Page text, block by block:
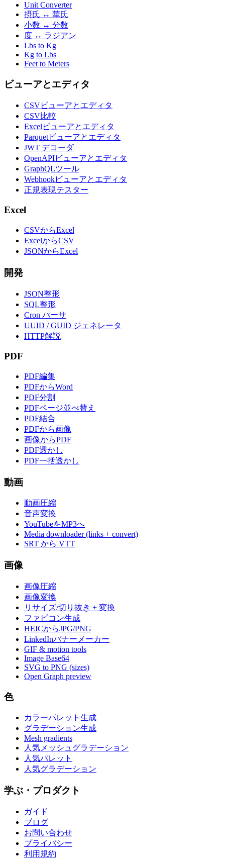
Unit Converter
摂氏 ↔ 華氏
小数 ↔ 分数
度 ↔ ラジアン
Lbs to Kg
Kg to Lbs
Feet to Meters
ビューアとエディタ
CSVビューアとエディタ
CSV比較
Excelビューアとエディタ
Parquetビューアとエディタ
JWT デコーダ
OpenAPIビューアとエディタ
GraphQLツール
Webhookビューアとエディタ
正規表現テスター
Excel
CSVからExcel
ExcelからCSV
JSONからExcel
開発
JSON整形
SQL整形
Cron パーサ
UUID / GUID ジェネレータ
HTTP解説
PDF
PDF編集
PDFからWord
PDF分割
PDFページ並べ替え
PDF結合
PDFから画像
画像からPDF
PDF透かし
PDF一括透かし
動画
動画圧縮
音声変換
YouTubeをMP3へ
Media downloader (links + convert)
SRT から VTT
画像
画像圧縮
画像変換
リサイズ/切り抜き + 変換
ファビコン生成
HEICからJPG/PNG
LinkedInバナーメーカー
GIF & motion tools
Image Base64
SVG to PNG (sizes)
Open Graph preview
色
カラーパレット生成
グラデーション生成
Mesh gradients
人気メッシュグラデーション
人気パレット
人気グラデーション
学ぶ・プロダクト
ガイド
ブログ
お問い合わせ
プライバシー
利用規約